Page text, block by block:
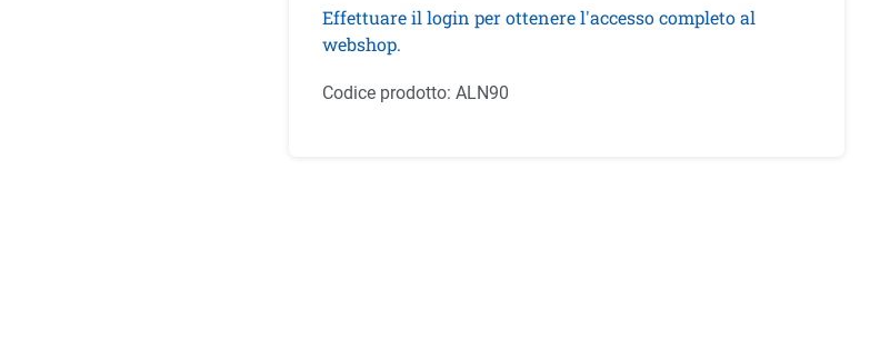
Effettuare il login per ottenere l'accesso completo al
webshop.
Codice prodotto: ALN90